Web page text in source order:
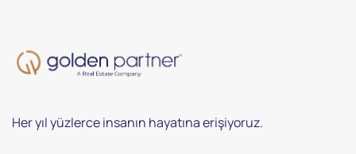
Her yıl yüzlerce insanın hayatına erişiyoruz.